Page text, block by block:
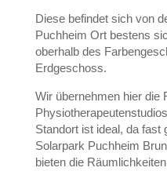
Diese befindet sich von
Puchheim Ort bestens
oberhalb des
Erdgeschoss.
Wir übernehmen hier die
Standort ist ideal, da fast
Solarpark Puchheim
bieten die